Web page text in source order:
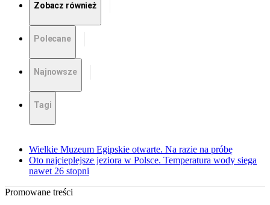
Zobacz również
Polecane
Najnowsze
Tagi
Wielkie Muzeum Egipskie otwarte. Na razie na próbę
Oto najcieplejsze jeziora w Polsce. Temperatura wody sięga
nawet 26 stopni
Promowane treści